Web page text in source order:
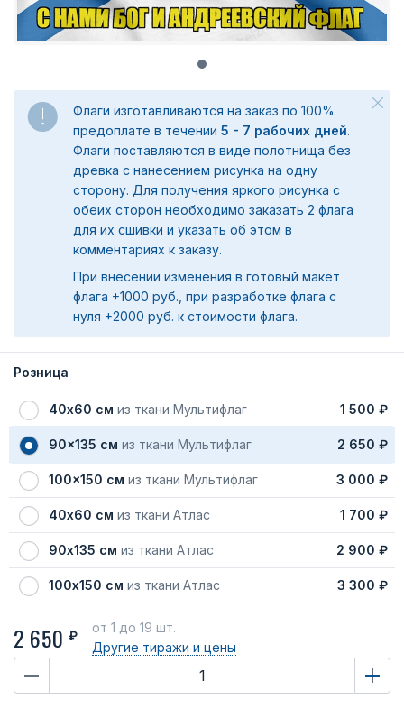
Флаги изготавливаются на заказ по 100%
предоплате в течении 5 - 7 рабочих дней.
Флаги поставляются в виде полотнища без
древка с нанесением рисунка на одну
сторону. Для получения яркого рисунка с
обеих сторон необходимо заказать 2 флага
для их сшивки и указать об этом в
комментариях к заказу.
При внесении изменения в готовый макет
флага +1000 руб., при разработке флага с
нуля +2000 руб. к стоимости флага.
Розница
40х60 см из ткани Мультифлаг 1 500 ₽
90x135 см из ткани Мультифлаг 2 650 ₽
100x150 см из ткани Мультифлаг 3 000 ₽
40х60 см из ткани Атлас 1 700 ₽
90х135 см из ткани Атлас 2 900 ₽
100х150 см из ткани Атлас 3 300 ₽
2 650 ₽
от 1 до 19 шт.
Другие тиражи и цены